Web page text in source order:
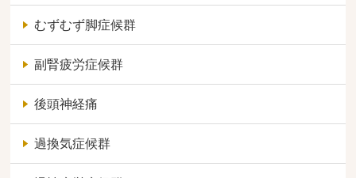
むずむず脚症候群
副腎疲労症候群
後頭神経痛
過換気症候群